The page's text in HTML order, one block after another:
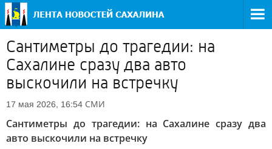
Сантиметры до трагедии: на
Сахалине сразу два авто
выскочили на встречку
17 мая 2026, 16:54 СМИ
Сантиметры до трагедии: на Сахалине сразу два
авто выскочили на встречку